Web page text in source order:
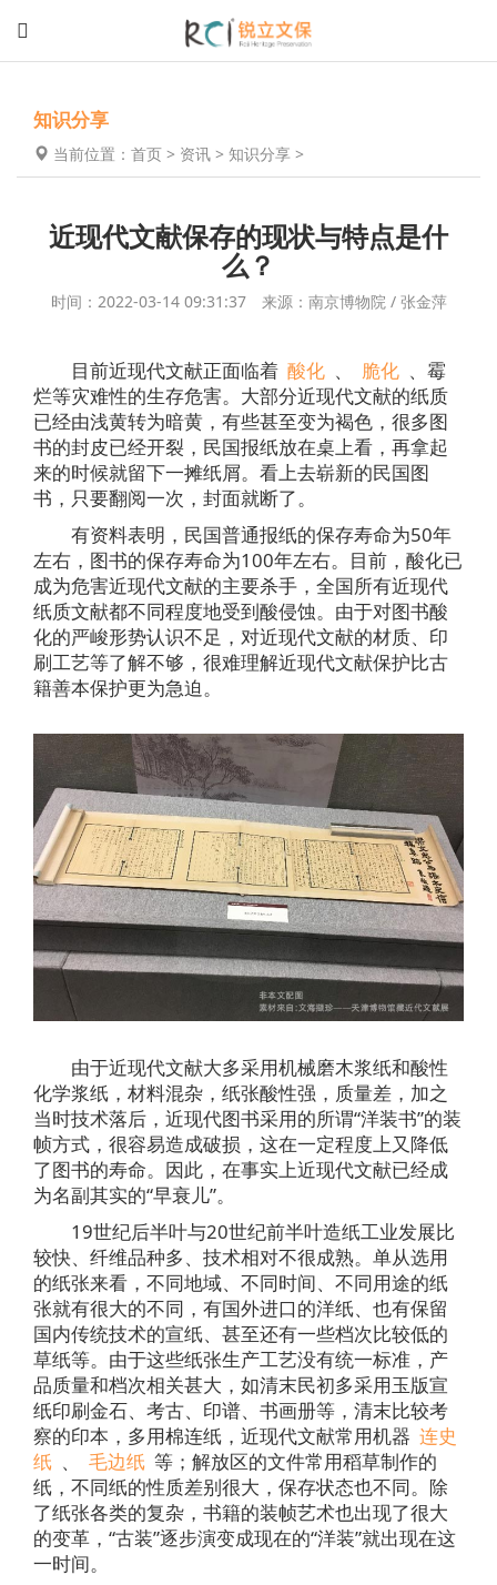
知识分享
当前位置： 首页 > 资讯 > 知识分享 >
近现代文献保存的现状与特点是什
么？
时间：2022-03-14 09:31:37 来源：南京博物院 / 张金萍
目前近现代文献正面临着 酸化 、 脆化 、霉
烂等灾难性的生存危害。大部分近现代文献的纸质
已经由浅黄转为暗黄，有些甚至变为褐色，很多图
书的封皮已经开裂，民国报纸放在桌上看，再拿起
来的时候就留下一摊纸屑。看上去崭新的民国图
书，只要翻阅一次，封面就断了。
有资料表明，民国普通报纸的保存寿命为50年
左右，图书的保存寿命为100年左右。目前，酸化已
成为危害近现代文献的主要杀手，全国所有近现代
纸质文献都不同程度地受到酸侵蚀。由于对图书酸
化的严峻形势认识不足，对近现代文献的材质、印
刷工艺等了解不够，很难理解近现代文献保护比古
籍善本保护更为急迫。
由于近现代文献大多采用机械磨木浆纸和酸性
化学浆纸，材料混杂，纸张酸性强，质量差，加之
当时技术落后，近现代图书采用的所谓“洋装书”的装
帧方式，很容易造成破损，这在一定程度上又降低
了图书的寿命。因此，在事实上近现代文献已经成
为名副其实的“早衰儿”。
19世纪后半叶与20世纪前半叶造纸工业发展比
较快、纤维品种多、技术相对不很成熟。单从选用
的纸张来看，不同地域、不同时间、不同用途的纸
张就有很大的不同，有国外进口的洋纸、也有保留
国内传统技术的宣纸、甚至还有一些档次比较低的
草纸等。由于这些纸张生产工艺没有统一标准，产
品质量和档次相关甚大，如清末民初多采用玉版宣
纸印刷金石、考古、印谱、书画册等，清末比较考
察的印本，多用棉连纸，近现代文献常用机器 连史
纸 、 毛边纸 等；解放区的文件常用稻草制作的
纸，不同纸的性质差别很大，保存状态也不同。除
了纸张各类的复杂，书籍的装帧艺术也出现了很大
的变革，“古装”逐步演变成现在的“洋装”就出现在这
一时间。